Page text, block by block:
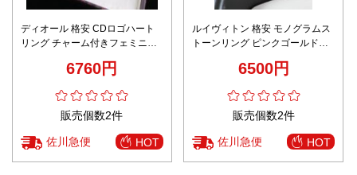
ディオール 格安 CDロゴハート
リング チャーム付きフェミニン
6760円
販売個数2件
佐川急便 HOT
ルイヴィトン 格安 モノグラムス
トーンリング ピンクゴールドジ
6500円
販売個数2件
佐川急便 HOT